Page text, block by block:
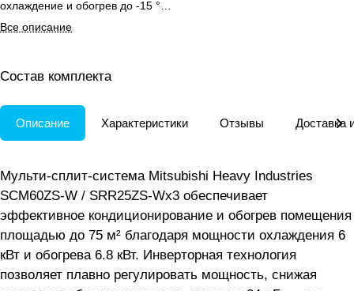
охлаждение и обогрев до -15 °C
для помещений площадью 75 м².
Все описание
Состав комплекта
Описание Характеристики Отзывы Доставка
Мульти-сплит-система Mitsubishi Heavy Industries
SCM60ZS-W / SRR25ZS-Wx3 обеспечивает
эффективное кондиционирование и обогрев помещения
площадью до 75 м² благодаря мощности охлаждения 6
кВт и обогрева 6.8 кВт. Инверторная технология
позволяет плавно регулировать мощность, снижая